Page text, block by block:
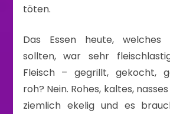
töten.
Das Essen heute, welches
sollten, war sehr
Fleisch – gegrillt, gekocht,
roh? Nein. Rohes, kaltes,
ziemlich ekelig und es